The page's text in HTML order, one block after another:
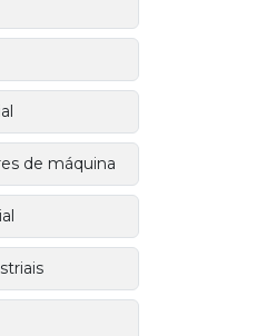
de máquina